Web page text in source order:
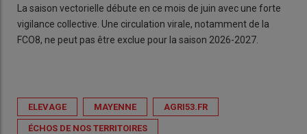
La saison vectorielle débute en ce mois de juin avec une forte
vigilance collective. Une circulation virale, notamment de la
FCO8, ne peut pas être exclue pour la saison 2026-2027.
ELEVAGE MAYENNE AGRI53.FR
ÉCHOS DE NOS TERRITOIRES